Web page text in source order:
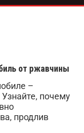
от ржавчины
–
почему
продлив